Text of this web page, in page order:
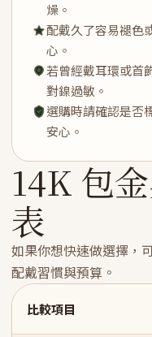
燥。
配戴久了容易褪色
心。
若曾經戴耳環或首
對鎳過敏。
選購時請確認是否
安心。
14K 包
表
如果你想快速做選擇，
配戴習慣與預算。
比較項目